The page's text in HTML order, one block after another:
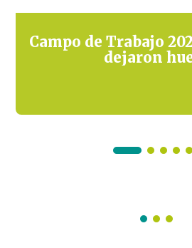
Campo de Trabajo
dejaron